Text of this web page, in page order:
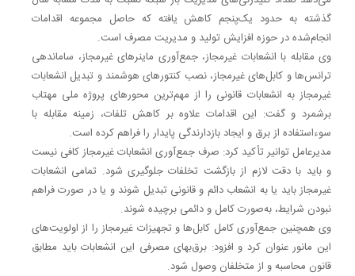
گذشته به حدود یک‌پنجم کاهش یافته که حاصل مجموعه اقدامات
انجام‌شده در حوزه افزایش تولید و مدیریت مصرف است.
وی مقابله با انشعابات غیرمجاز، جمع‌آوری ماینرهای غیرمجاز، ساماندهی
ترانس‌ها و کابل‌های غیرمجاز، نصب کنتورهای هوشمند و تبدیل انشعابات
غیرمجاز به انشعابات قانونی را از مهم‌ترین محورهای پروژه ملی مهتاب
برشمرد و گفت: این اقدامات علاوه بر کاهش تلفات، زمینه مقابله با
سوءاستفاده از برق و ایجاد بازدارندگی پایدار را فراهم کرده است.
مدیرعامل توانیر تأکید کرد: صرف جمع‌آوری انشعابات غیرمجاز کافی نیست
و باید با دقت لازم از بازگشت تخلفات جلوگیری شود. تمامی انشعابات
غیرمجاز باید یا به انشعاب دائم و قانونی تبدیل شوند و یا در صورت فراهم
نبودن شرایط، به‌صورت کامل و دائمی برچیده شوند.
وی همچنین جمع‌آوری کامل کابل‌ها و تجهیزات غیرمجاز را از اولویت‌های
این مانور عنوان کرد و افزود: برق‌بهای مصرفی این انشعابات باید مطابق
قانون محاسبه و از متخلفان وصول شود.